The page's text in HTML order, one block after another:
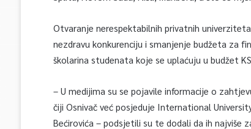
Otvaranje nerespektabilnih privatnih
nezdravu konkurenciju i smanjenje budžeta za
školarina studenata koje se uplaćuju u budžet
– U medijima su se pojavile informacije o
čiji Osnivač već posjeduje International
Bećirovića – podsjetili su te dodali da ih najviše